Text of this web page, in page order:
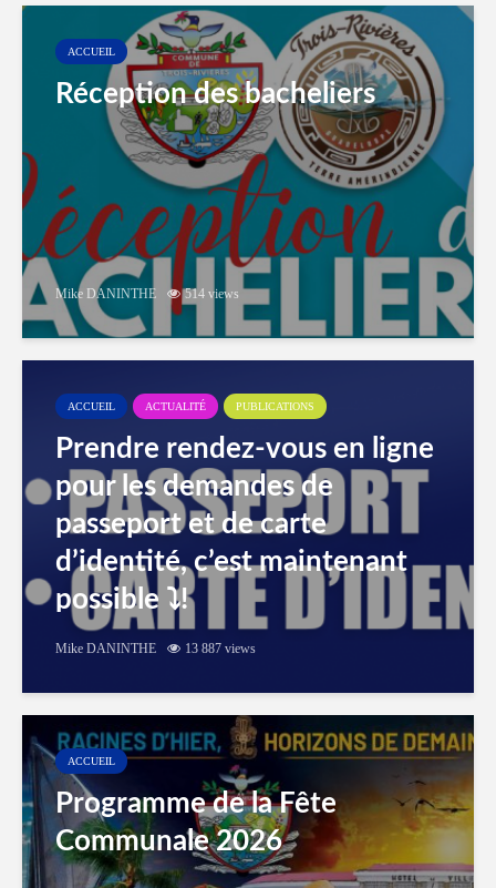
ACCUEIL
Réception des bacheliers
Mike DANINTHE 514 views
ACCUEIL ACTUALITÉ PUBLICATIONS
Prendre rendez-vous en ligne
pour les demandes de
passeport et de carte
d’identité, c’est maintenant
possible ⤵️!
Mike DANINTHE 13 887 views
ACCUEIL
Programme de la Fête
Communale 2026